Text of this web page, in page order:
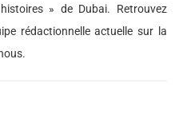
» de Dubai. Retrouvez
rédactionnelle actuelle sur la